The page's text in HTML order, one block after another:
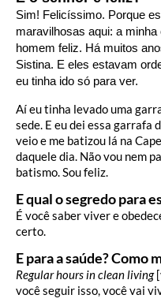
Sim! Felicíssimo. Porque
maravilhosas aqui: a
homem feliz. Há muitos
Sistina. E eles estavam
eu tinha ido só para ver.
Aí eu tinha levado uma
sede. E eu dei essa garrafa
veio e me batizou lá na
daquele dia. Não vou nem
batismo. Sou feliz.
E qual o segredo para
É você saber viver e
certo.
E para a saúde? Como
Regular hours in clean living
você seguir isso, você vai